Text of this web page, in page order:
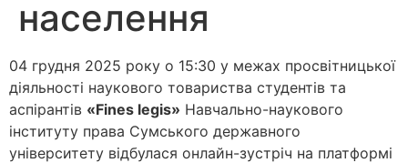
населення
04 грудня 2025 року о 15:30 у межах просвітницької
діяльності наукового товариства студентів та
аспірантів «Fines legis» Навчально-наукового
інституту права Сумського державного
університету відбулася онлайн-зустріч на платформі